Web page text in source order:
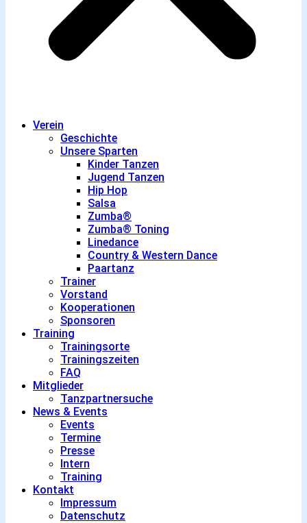
Verein
Geschichte
Unsere Sparten
Kinder Tanzen
Jugend Tanzen
Hip Hop
Salsa
Zumba®
Zumba® Toning
Linedance
Country & Western Dance
Paartanz
Trainer
Vorstand
Kooperationen
Sponsoren
Training
Trainingsorte
Trainingszeiten
FAQ
Mitglieder
Tanzpartnersuche
News & Events
Events
Termine
Presse
Intern
Training
Kontakt
Impressum
Datenschutz